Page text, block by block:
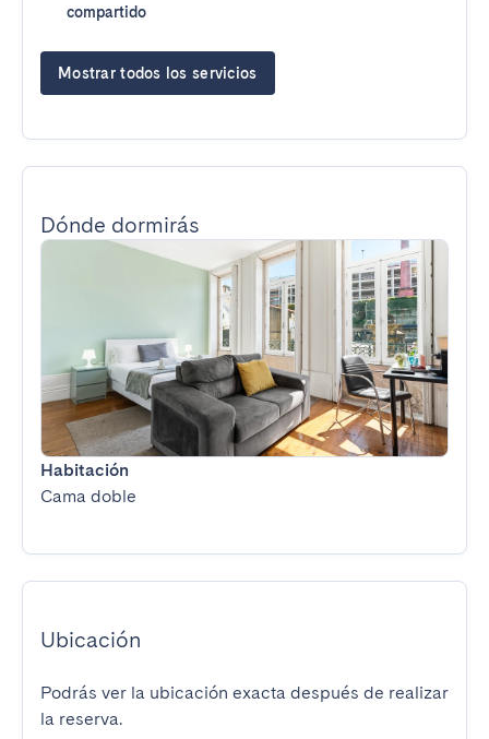
compartido
Mostrar todos los servicios
Dónde dormirás
Habitación
Cama doble
Ubicación
Podrás ver la ubicación exacta después de realizar
la reserva.